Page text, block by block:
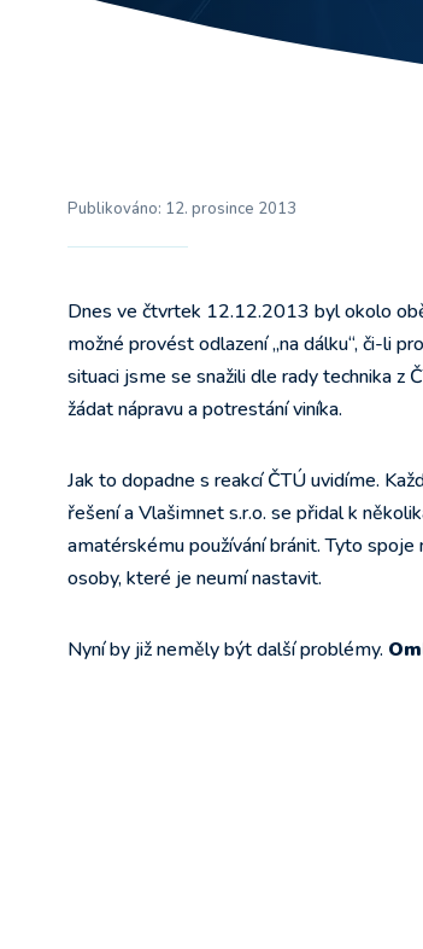
Publikováno: 12. prosince 2013
Dnes ve čtvrtek 12.12.2013 byl okolo
možné provést odlazení „na dálku“, či-li
situaci jsme se snažili dle rady technika z
žádat nápravu a potrestání viníka.
Jak to dopadne s reakcí ČTÚ uvidíme.
řešení a Vlašimnet s.r.o. se přidal k
amatérskému používání bránit. Tyto
osoby, které je neumí nastavit.
Nyní by již neměly být další problémy.